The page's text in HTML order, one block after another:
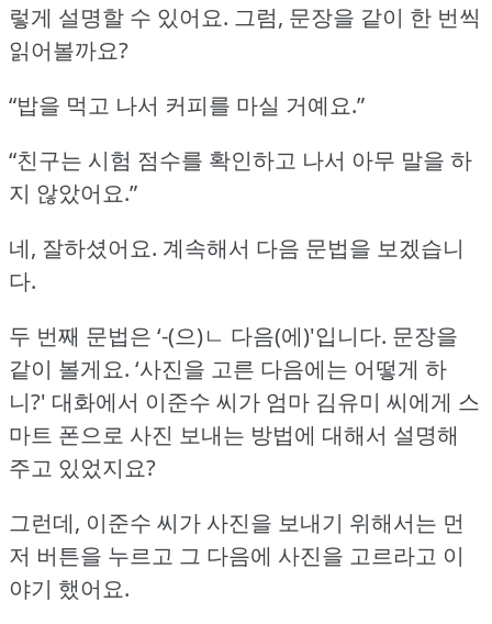
렇게 설명할 수 있어요. 그럼, 문장을 같이 한 번씩
읽어볼까요?
“밥을 먹고 나서 커피를 마실 거예요.”
“친구는 시험 점수를 확인하고 나서 아무 말을 하
지 않았어요.”
네, 잘하셨어요. 계속해서 다음 문법을 보겠습니
다.
두 번째 문법은 ‘-(으)ㄴ 다음(에)'입니다. 문장을
같이 볼게요. ‘사진을 고른 다음에는 어떻게 하
니?' 대화에서 이준수 씨가 엄마 김유미 씨에게 스
마트 폰으로 사진 보내는 방법에 대해서 설명해
주고 있었지요?
그런데, 이준수 씨가 사진을 보내기 위해서는 먼
저 버튼을 누르고 그 다음에 사진을 고르라고 이
야기 했어요.